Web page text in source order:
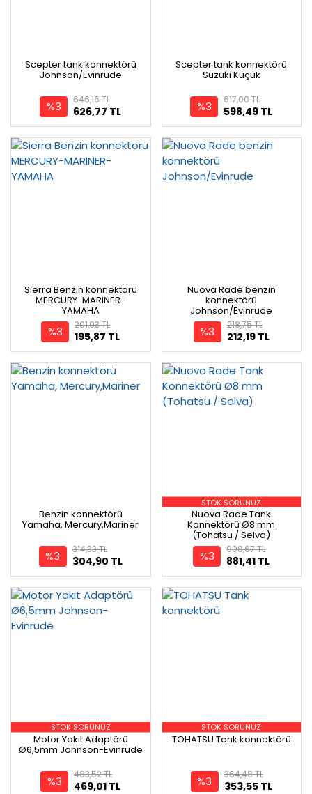
Scepter tank konnektörü
Johnson/Evinrude
%3 626,77 TL
646,16 TL
Scepter tank konnektörü
Suzuki Küçük
%3 598,49 TL
617,00 TL
Sierra Benzin konnektörü
MERCURY-MARINER-
YAMAHA
%3 195,87 TL
201,93 TL
Nuova Rade benzin
konnektörü
Johnson/Evinrude
%3 212,19 TL
218,75 TL
Benzin konnektörü
Yamaha, Mercury,Mariner
%3 304,90 TL
314,33 TL
STOK SORUNUZ
Nuova Rade Tank
Konnektörü Ø8 mm
(Tohatsu / Selva)
%3 881,41 TL
908,67 TL
STOK SORUNUZ
Motor Yakıt Adaptörü
Ø6,5mm Johnson-Evinrude
%3 469,01 TL
483,52 TL
STOK SORUNUZ
TOHATSU Tank konnektörü
%3 353,55 TL
364,48 TL